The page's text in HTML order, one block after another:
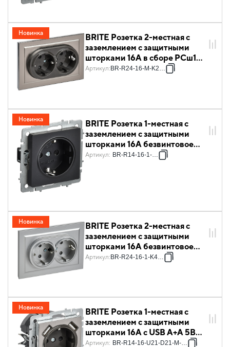
BRITE Розетка 2-местная с
заземлением с защитными
шторками 16А в сборе РСш12-
3-БрГН металл хром/никель
Артикул:BR-R24-16-M-K23-F
Новинка
BRITE Розетка 1-местная с
заземлением с защитными
шторками 16А безвинтовое
крепление РС24-1-0-БрЧ
Артикул: BR-R14-16-1-K02
Новинка
BRITE Розетка 2-местная с
заземлением с защитными
шторками 16А безвинтовое
крепление в сборе РСш22-3-
Артикул: BR-R24-16-1-K47-F
Новинка
BRITE Розетка 1-местная с
заземлением с защитными
шторками 16А с USB A+A 5В
2,1А РЮш10-1-БрГН металл
Артикул: BR-R14-16-U21-D21-M-K23
Новинка